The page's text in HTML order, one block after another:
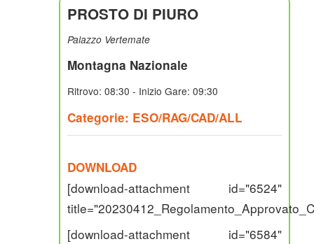
PROSTO DI PIURO
Palazzo Vertemate
Montagna Nazionale
Ritrovo: 08:30 - Inizio Gare: 09:30
Categorie: ESO/RAG/CAD/ALL
DOWNLOAD
[download-attachment id="6524"
[download-attachment id="6584"